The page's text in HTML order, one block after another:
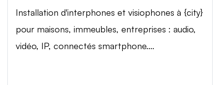
Installation d'interphones et visiophones à {city}
pour maisons, immeubles, entreprises : audio,
vidéo, IP, connectés smartphone....